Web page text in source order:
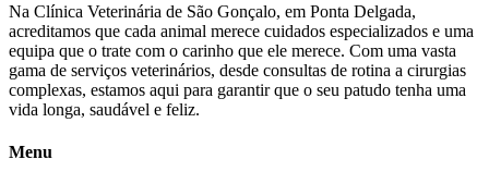
Na Clínica Veterinária de São Gonçalo, em Ponta Delgada,
acreditamos que cada animal merece cuidados especializados e uma
equipa que o trate com o carinho que ele merece. Com uma vasta
gama de serviços veterinários, desde consultas de rotina a cirurgias
complexas, estamos aqui para garantir que o seu patudo tenha uma
vida longa, saudável e feliz.
Menu